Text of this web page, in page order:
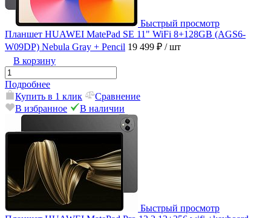
Быстрый просмотр
Планшет HUAWEI MatePad SE 11" WiFi 8+128GB (AGS6-
W09DP) Nebula Gray + Pencil 19 499 ₽ / шт
В корзину
Подробнее
Купить в 1 клик
Сравнение
В избранное
В наличии
Быстрый просмотр